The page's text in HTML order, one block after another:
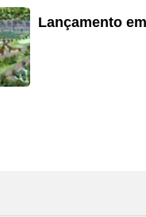
Lançamento